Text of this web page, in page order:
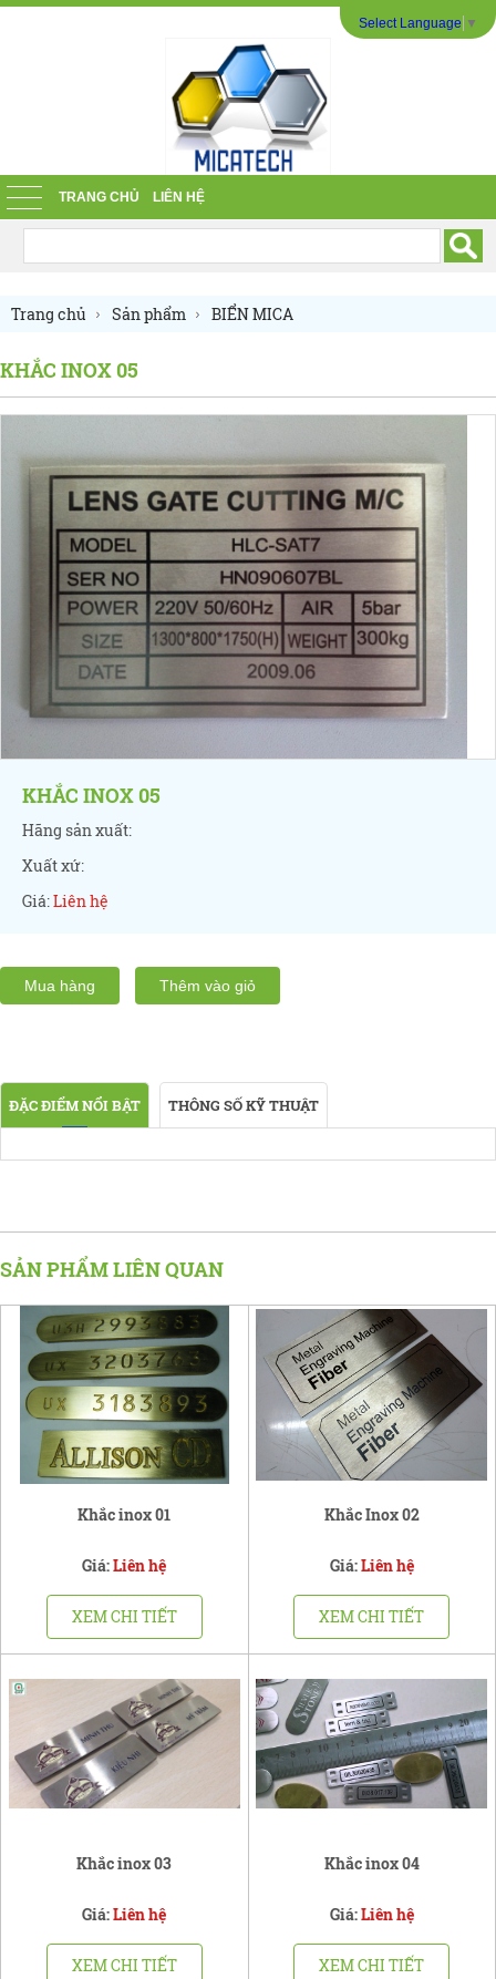
Select Language ▼
TRANG CHỦ LIÊN HỆ
Trang chủ Sản phẩm
BIỂN MICA
KHẮC INOX 05
KHẮC INOX 05
Hãng sản xuất:
Xuất xứ:
Giá:Liên hệ
Mua hàng Thêm vào giỏ
ĐẶC ĐIỂM NỔI BẬT THÔNG SỐ KỸ THUẬT
SẢN PHẨM LIÊN QUAN
Khắc inox 01
Giá:Liên hệ
XEM CHI TIẾT
Khắc Inox 02
Giá:Liên hệ
XEM CHI TIẾT
Khắc inox 03
Giá:Liên hệ
XEM CHI TIẾT
Khắc inox 04
Giá:Liên hệ
XEM CHI TIẾT